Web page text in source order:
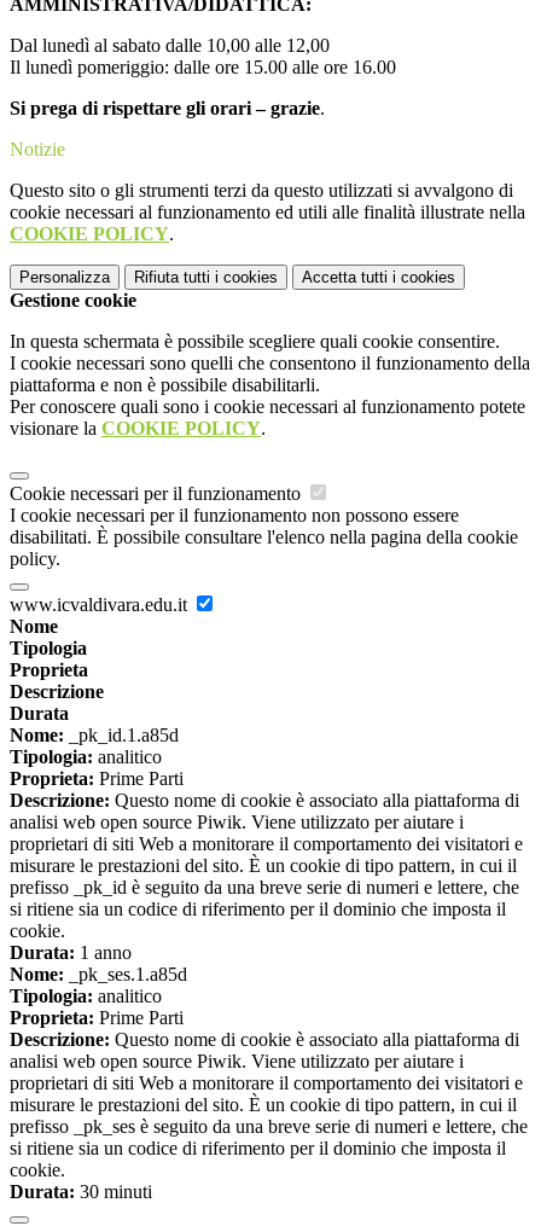
AMMINISTRATIVA/DIDATTICA:
Dal lunedì al sabato dalle 10,00 alle 12,00
Il lunedì pomeriggio: dalle ore 15.00 alle ore 16.00
Si prega di rispettare gli orari – grazie.
Notizie
Questo sito o gli strumenti terzi da questo utilizzati si avvalgono di
cookie necessari al funzionamento ed utili alle finalità illustrate nella
COOKIE POLICY.
Personalizza Rifiuta tutti i cookies Accetta tutti i cookies
Gestione cookie
In questa schermata è possibile scegliere quali cookie consentire.
I cookie necessari sono quelli che consentono il funzionamento della
piattaforma e non è possibile disabilitarli.
Per conoscere quali sono i cookie necessari al funzionamento potete
visionare la COOKIE POLICY.
Cookie necessari per il funzionamento
I cookie necessari per il funzionamento non possono essere
disabilitati. È possibile consultare l'elenco nella pagina della cookie
policy.
www.icvaldivara.edu.it
Nome
Tipologia
Proprieta
Descrizione
Durata
Nome: _pk_id.1.a85d
Tipologia: analitico
Proprieta: Prime Parti
Descrizione: Questo nome di cookie è associato alla piattaforma di
analisi web open source Piwik. Viene utilizzato per aiutare i
proprietari di siti Web a monitorare il comportamento dei visitatori e
misurare le prestazioni del sito. È un cookie di tipo pattern, in cui il
prefisso _pk_id è seguito da una breve serie di numeri e lettere, che
si ritiene sia un codice di riferimento per il dominio che imposta il
cookie.
Durata: 1 anno
Nome: _pk_ses.1.a85d
Tipologia: analitico
Proprieta: Prime Parti
Descrizione: Questo nome di cookie è associato alla piattaforma di
analisi web open source Piwik. Viene utilizzato per aiutare i
proprietari di siti Web a monitorare il comportamento dei visitatori e
misurare le prestazioni del sito. È un cookie di tipo pattern, in cui il
prefisso _pk_ses è seguito da una breve serie di numeri e lettere, che
si ritiene sia un codice di riferimento per il dominio che imposta il
cookie.
Durata: 30 minuti